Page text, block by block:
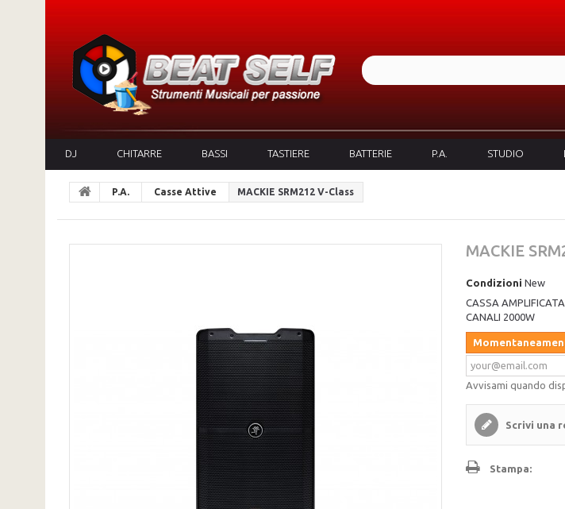
DJ CHITARRE BASSI TASTIERE BATTERIE P.A. STUDIO
P.A. Casse Attive MACKIE SRM212 V-Class
MACKIE
Condizioni New
CASSA
CANALI 2000W
Avvisami quando
Scrivi una
Stampa: